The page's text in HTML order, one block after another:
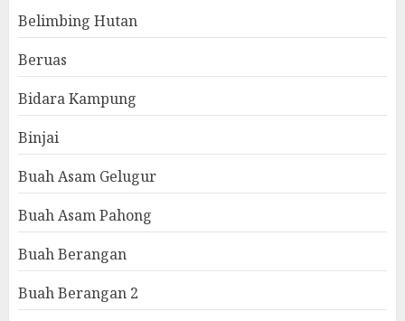
Belimbing Hutan
Beruas
Bidara Kampung
Binjai
Buah Asam Gelugur
Buah Asam Pahong
Buah Berangan
Buah Berangan 2